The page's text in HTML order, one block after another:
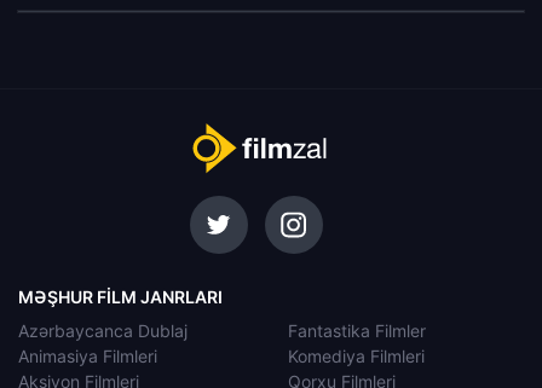
MƏŞHUR FILM JANRLARI
Azərbaycanca Dublaj
Animasiya Filmleri
Aksiyon Filmleri
Fantastika Filmler
Komediya Filmleri
Qorxu Filmleri